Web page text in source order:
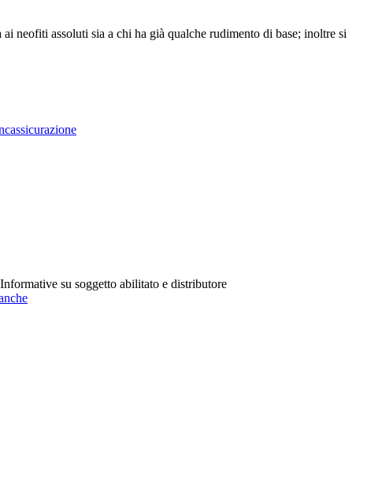
ai neofiti assoluti sia a chi ha già qualche rudimento di base; inoltre si
su soggetto abilitato e distributore